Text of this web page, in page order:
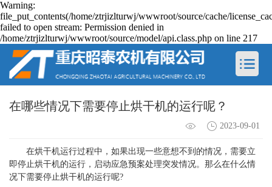
Warning:
file_put_contents(/home/ztrjizlturwj/wwwroot/source/cache/
failed to open stream: Permission denied in
/home/ztrjizlturwj/wwwroot/source/model/api.class.php on line 217
在哪些情况下需要停止烘干机的运行呢？
2023-09-01
在烘干机运行过程中，如果出现一些意想不到的情况，需要立
即停止烘干机的运行，启动应急预案处理突发情况。那么在什么情
况下需要停止烘干机的运行呢?